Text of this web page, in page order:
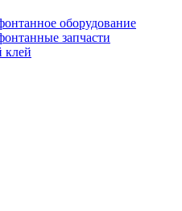
оборудование
запчасти
клей